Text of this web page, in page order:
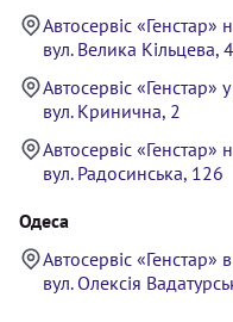
Автосервіс «Генстар»
вул. Велика Кільцева,
Автосервіс «Генстар»
вул. Кринична, 2
Автосервіс «Генстар»
вул. Радосинська, 126
Одеса
Автосервіс «Генстар»
вул. Олексія